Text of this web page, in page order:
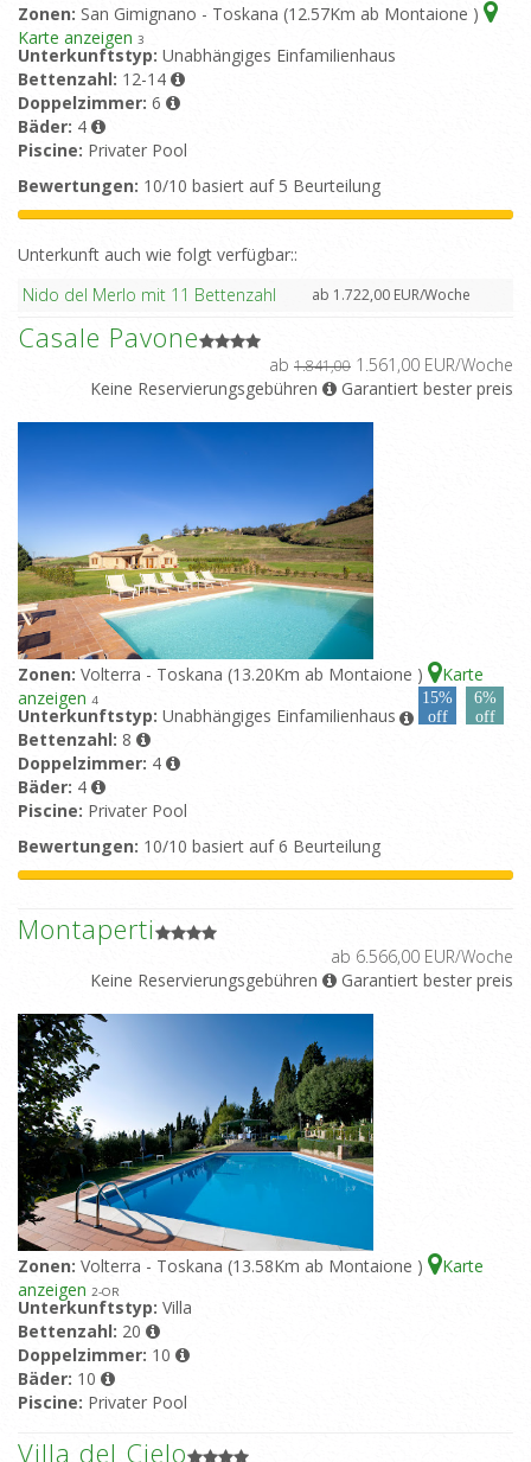
Zonen: San Gimignano - Toskana (12.57Km ab Montaione )
Karte anzeigen 3
Unterkunftstyp: Unabhängiges Einfamilienhaus
Bettenzahl: 12-14
Doppelzimmer: 6
Bäder: 4
Piscine: Privater Pool
Bewertungen: 10/10 basiert auf 5 Beurteilung
Unterkunft auch wie folgt verfügbar::
Nido del Merlo mit 11 Bettenzahl
ab 1.722,00 EUR/Woche
Casale Pavone
ab 1.841,00 1.561,00 EUR/Woche
Keine Reservierungsgebühren
Garantiert bester preis
Zonen: Volterra - Toskana (13.20Km ab Montaione )
Karte
anzeigen 4
15%
off
6%
off
Unterkunftstyp: Unabhängiges Einfamilienhaus
Bettenzahl: 8
Doppelzimmer: 4
Bäder: 4
Piscine: Privater Pool
Bewertungen: 10/10 basiert auf 6 Beurteilung
Montaperti
ab 6.566,00 EUR/Woche
Keine Reservierungsgebühren
Garantiert bester preis
Zonen: Volterra - Toskana (13.58Km ab Montaione )
Karte
anzeigen 2-OR
Unterkunftstyp: Villa
Bettenzahl: 20
Doppelzimmer: 10
Bäder: 10
Piscine: Privater Pool
Villa del Cielo